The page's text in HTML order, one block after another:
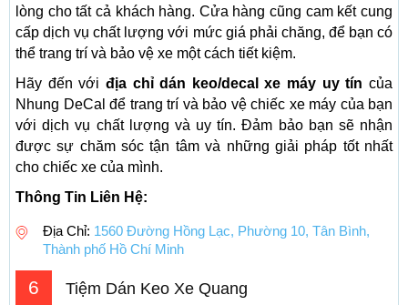
lòng cho tất cả khách hàng. Cửa hàng cũng cam kết cung
cấp dịch vụ chất lượng với mức giá phải chăng, để bạn có
thể trang trí và bảo vệ xe một cách tiết kiệm.
Hãy đến với địa chỉ dán keo/decal xe máy uy tín của
Nhung DeCal để trang trí và bảo vệ chiếc xe máy của bạn
với dịch vụ chất lượng và uy tín. Đảm bảo bạn sẽ nhận
được sự chăm sóc tận tâm và những giải pháp tốt nhất
cho chiếc xe của mình.
Thông Tin Liên Hệ:
Địa Chỉ: 1560 Đường Hồng Lạc, Phường 10, Tân Bình,
Thành phố Hồ Chí Minh
6 Tiệm Dán Keo Xe Quang